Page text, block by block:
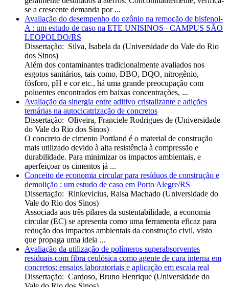
se a crescente demanda por ...
Avaliação do desempenho do ozônio na remoção de bisfenol-
A : um estudo de caso na ETE UNISINOS– CAMPUS SÃO
LEOPOLDO/RS
Dissertação: Silva, Isabela da (Universidade do Vale do Rio
dos Sinos)
Além dos contaminantes tradicionalmente avaliados nos
esgotos sanitários, tais como, DBO, DQO, nitrogênio,
fósforo, pH e cor etc., há uma grande preocupação com
poluentes encontrados em baixas concentrações, ...
Avaliação da sinergia entre aditivo cristalizante e adições
ternárias na autocicatrização de concretos
Dissertação: Oliveira, Franciele Rodrigues de (Universidade
do Vale do Rio dos Sinos)
O concreto de cimento Portland é o material de construção
mais utilizado devido à alta resistência à compressão e
durabilidade. Para minimizar os impactos ambientais, e
aperfeiçoar os cimentos já ...
Conceito de economia circular para resíduos de construção e
demolição : um estudo de caso em Porto Alegre/RS
Dissertação: Rinkevicius, Raisa Machado (Universidade do
Vale do Rio dos Sinos)
Associada aos três pilares da sustentabilidade, a economia
circular (EC) se apresenta como uma ferramenta eficaz para
redução dos impactos ambientais da construção civil, visto
que propaga uma ideia ...
Avaliação da utilização de polímeros superabsorventes
residuais com fibra ceulósica como agente de cura interna em
concretos: ensaios laboratoriais e aplicação em escala real
Dissertação: Cardoso, Bruno Henrique (Universidade do